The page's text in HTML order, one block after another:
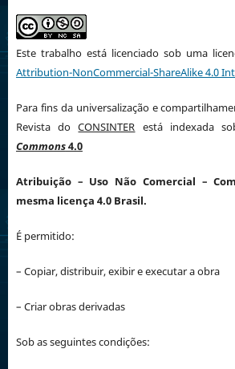
Este trabalho está licenciado sob uma
Attribution-NonCommercial-ShareAlike 4.0
Para fins da universalização e
Revista doCONSINTER está indexada
Commons4.0
Atribuição – Uso Não Comercial –
mesma licença 4.0 Brasil.
É permitido:
– Copiar, distribuir, exibir e executar a obra
– Criar obras derivadas
Sob as seguintes condições: